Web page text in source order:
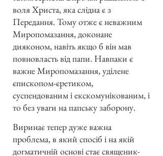
воля Христа, яка слідна є з
Передання. Тому отже є неважним
Миропомазання, доконане
дияконом, навіть якщо б він мав
повновласть від папи. Навпаки є
важне Миропомазання, уділене
єпископом-єретиком,
суспендованим і екскомунікованим, і
то без уваги на папську заборону.
Виринає тепер дуже важна
проблема, в який спосіб і на якій
догматичній основі стає священик-